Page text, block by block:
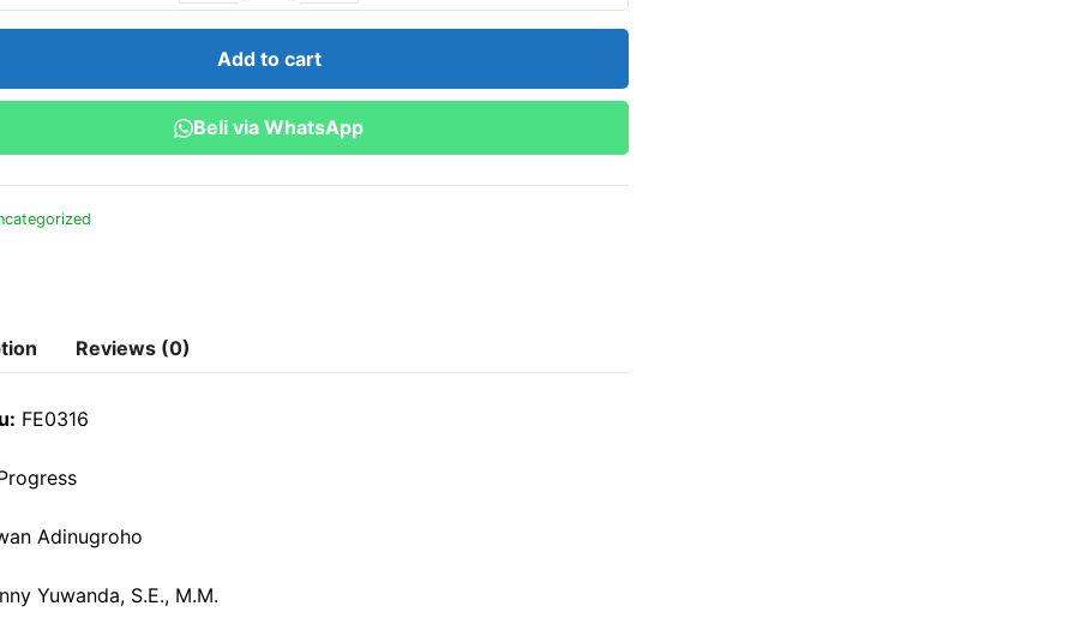
Ecodesign
Add to cart
Beli via WhatsApp
Reviews (0)
FE0316
Adinugroho
Yuwanda, S.E., M.M.